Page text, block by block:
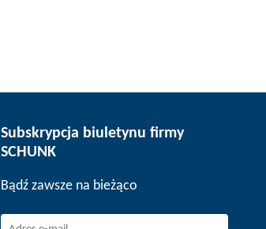
Subskrypcja biuletynu firmy
SCHUNK
Bądź zawsze na bieżąco